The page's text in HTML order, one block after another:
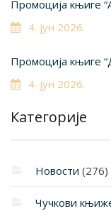
Промоција књиге
4. јун 2026.
Промоција књиге
4. јун 2026.
Категорије
Новости (276)
Чучкови